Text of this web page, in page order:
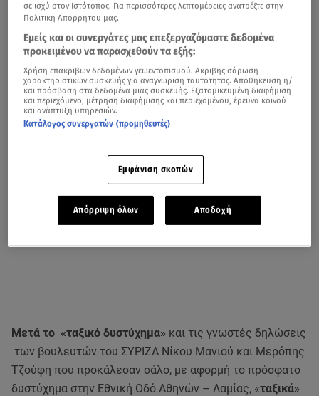
Μετά το «ταξικό δυστύχημα» και τις γνωστές δηλώσεις
των βουλευτών του ΣΥΡΙΖΑ Νίκου Μανιού και Μερόπης
Τζούφη που προκάλεσαν σάλο, με αφορμή το πρόσφατο
δυστύχημα στην Εθνική Οδό Αθηνών – Λαμίας, «ταξικά»
σε ισχύ στον Ιστότοπος. Για περισσότερες λεπτομέρειες ανατρέξτε στην
Πολιτική Απορρήτου μας.
Εμείς και οι συνεργάτες μας επεξεργαζόμαστε δεδομένα
προκειμένου να παρασχεθούν τα εξής:
Χρήση επακριβών δεδομένων γεωεντοπισμού. Ακριβής σάρωση
χαρακτηριστικών συσκευής για αναγνώριση ταυτότητας. Αποθήκευση ή/
και πρόσβαση στα δεδομένα μιας συσκευής. Εξατομικευμένη διαφήμιση
και περιεχόμενο, μέτρηση διαφήμισης και περιεχομένου, έρευνα κοινού
και ανάπτυξη υπηρεσιών.
Κατάλογος συνεργατών (προμηθευτές)
Εμφάνιση σκοπών
Απόρριψη όλων Αποδοχή